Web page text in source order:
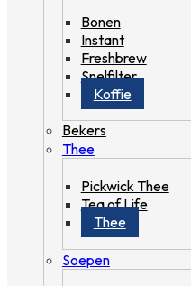
Bonen
Instant
Freshbrew
Snelfilter
Koffie
Bekers
Thee
Pickwick Thee
Tea of Life
Thee
Soepen